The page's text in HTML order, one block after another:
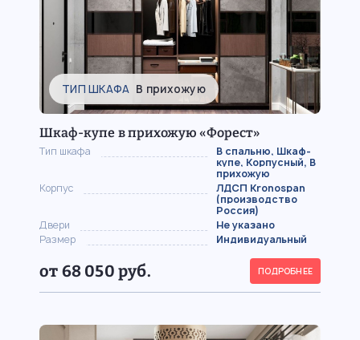
ТИП ШКАФА В прихожую
Шкаф-купе в прихожую «Форест»
Тип шкафа
В спальню, Шкаф-
купе, Корпусный, В
прихожую
Корпус
ЛДСП Kronospan
(производство
Россия)
Двери
Не указано
Размер
Индивидуальный
от 68 050 руб. ПОДРОБНЕЕ